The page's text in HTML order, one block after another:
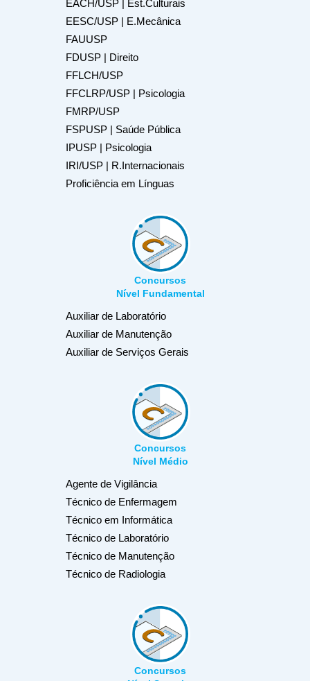
EACH/USP | Est.Culturais
EESC/USP | E.Mecânica
FAUUSP
FDUSP | Direito
FFLCH/USP
FFCLRP/USP | Psicologia
FMRP/USP
FSPUSP | Saúde Pública
IPUSP | Psicologia
IRI/USP | R.Internacionais
Proficiência em Línguas
Concursos
Nível Fundamental
Auxiliar de Laboratório
Auxiliar de Manutenção
Auxiliar de Serviços Gerais
Concursos
Nível Médio
Agente de Vigilância
Técnico de Enfermagem
Técnico em Informática
Técnico de Laboratório
Técnico de Manutenção
Técnico de Radiologia
Concursos